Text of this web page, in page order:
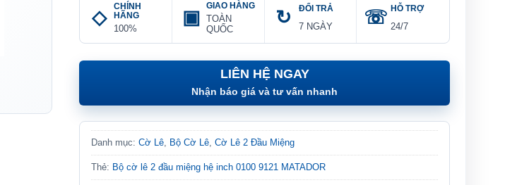
CHÍNH
HÃNG
100%
GIAO HÀNG
TOÀN
QUỐC
ĐỔI TRẢ
7 NGÀY
HỖ TRỢ
24/7
LIÊN HỆ NGAY
Nhận báo giá và tư vấn nhanh
Danh mục:Cờ Lê Bộ Cờ Lê ,Cờ Lê 2 Đầu Miệng
Thẻ: Bộ cờ lê 2 đầu miệng hệ inch 0100 9121 MATADOR